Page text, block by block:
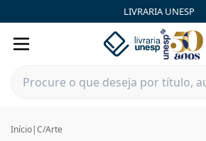
LIVRARIA UNESP
Início|C/Arte
C/Arte|Livraria Unesp | FastStore PLP